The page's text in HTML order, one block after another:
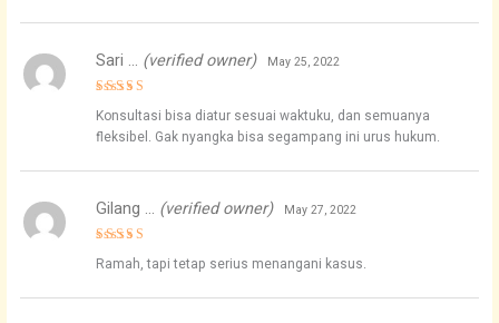
out of 5
Sari … (verified owner) May 25, 2022
Konsultasi bisa diatur sesuai waktuku, dan semuanya
fleksibel. Gak nyangka bisa segampang ini urus hukum.
out of 5
Gilang … (verified owner) May 27, 2022
Ramah, tapi tetap serius menangani kasus.